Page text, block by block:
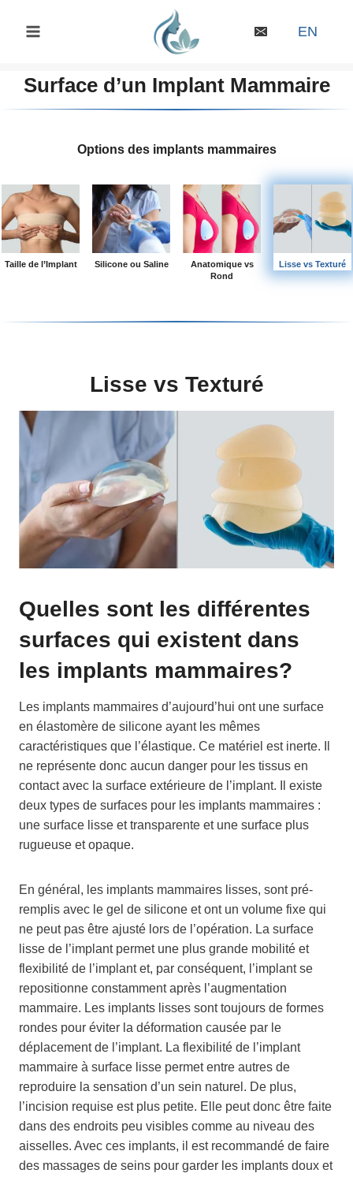
EN
Surface d’un Implant Mammaire
Options des implants mammaires
Taille de l’Implant Silicone ou Saline
Anatomique vs
Rond
Lisse vs Texturé
Lisse vs Texturé
Quelles sont les différentes
surfaces qui existent dans
les implants mammaires?
Les implants mammaires d’aujourd’hui ont une surface
en élastomère de silicone ayant les mêmes
caractéristiques que l’élastique. Ce matériel est inerte. Il
ne représente donc aucun danger pour les tissus en
contact avec la surface extérieure de l’implant. Il existe
deux types de surfaces pour les implants mammaires :
une surface lisse et transparente et une surface plus
rugueuse et opaque.
En général, les implants mammaires lisses, sont pré-
remplis avec le gel de silicone et ont un volume fixe qui
ne peut pas être ajusté lors de l’opération. La surface
lisse de l’implant permet une plus grande mobilité et
flexibilité de l’implant et, par conséquent, l’implant se
repositionne constamment après l’augmentation
mammaire. Les implants lisses sont toujours de formes
rondes pour éviter la déformation causée par le
déplacement de l’implant. La flexibilité de l’implant
mammaire à surface lisse permet entre autres de
reproduire la sensation d’un sein naturel. De plus,
l’incision requise est plus petite. Elle peut donc être faite
dans des endroits peu visibles comme au niveau des
aisselles. Avec ces implants, il est recommandé de faire
des massages de seins pour garder les implants doux et